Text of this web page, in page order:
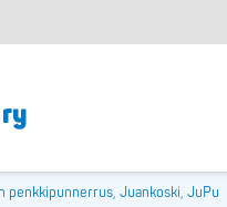
penkkipunnerrus, Juankoski, JuPu